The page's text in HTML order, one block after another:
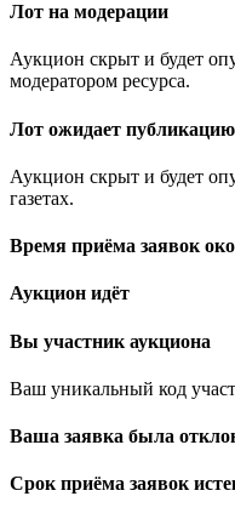
Лот на модерации
Аукцион скрыт и будет
модератором ресурса.
Лот ожидает публикацию
Аукцион скрыт и будет
газетах.
Время приёма заявок
Аукцион идёт
Вы участник аукциона
Ваш уникальный код
Ваша заявка была
Срок приёма заявок